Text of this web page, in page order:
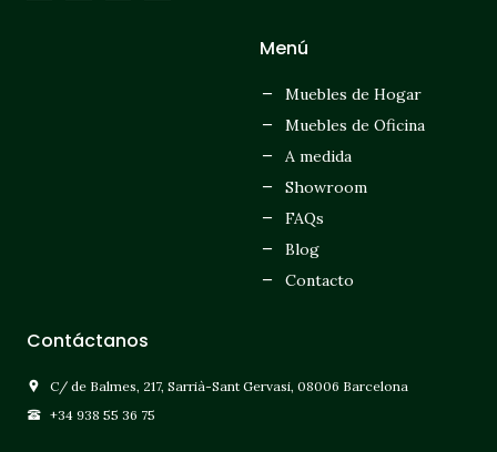
Menú
Muebles de Hogar
Muebles de Oficina
A medida
Showroom
FAQs
Blog
Contacto
Contáctanos
C/ de Balmes, 217, Sarrià-Sant Gervasi, 08006 Barcelona
+34 938 55 36 75